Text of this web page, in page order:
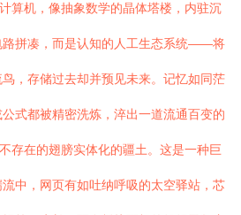
算机，像抽象数学的晶体塔楼，内驻沉
路拼凑，而是认知的人工生态系统——将
，存储过去却并预见未来。记忆如同茫
式都被精密洗炼，淬出一道流通百变的
存在的翅膀实体化的疆土。这是一种巨
中，网页有如吐纳呼吸的太空驿站，芯